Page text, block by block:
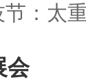
节：太
会